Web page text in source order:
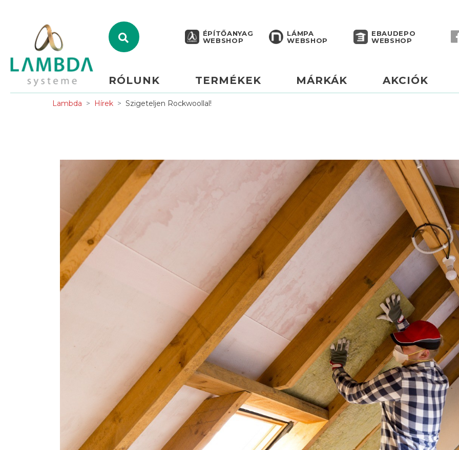
ÉPÍTŐANYAG
WEBSHOP
LÁMPA
WEBSHOP
EBAUDEPO
WEBSHOP
RÓLUNK TERMÉKEK MÁRKÁK AKCIÓK
Lambda Hírek Szigeteljen Rockwoollal!